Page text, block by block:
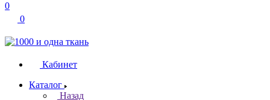
0
0
Кабинет
Каталог
Назад